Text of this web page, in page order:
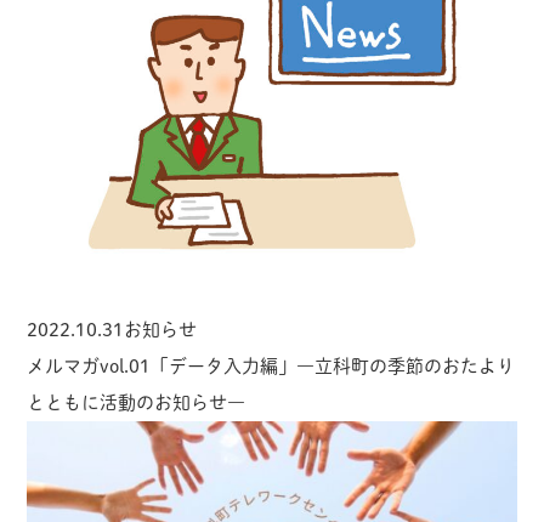
2022.10.31 お知らせ
メルマガvol.01「データ入力編」―立科町の季節のおたより
とともに活動のお知らせ―